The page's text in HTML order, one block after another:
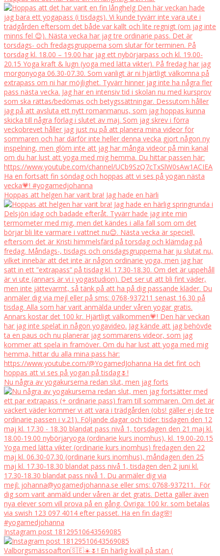
Hoppas att helgen har varit bra! Jag hade en härli
Nu några av yogakurserna redan slut, men jag forts
Instagram post 18129510643569085
Valborgsmässoafton🇸🇪☀️🌷! En härlig kväll på stan (